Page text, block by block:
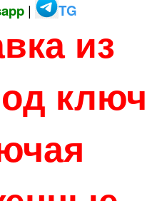
| TG
из
ключ